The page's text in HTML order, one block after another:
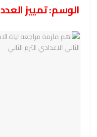
الوسم:تمييز العدد